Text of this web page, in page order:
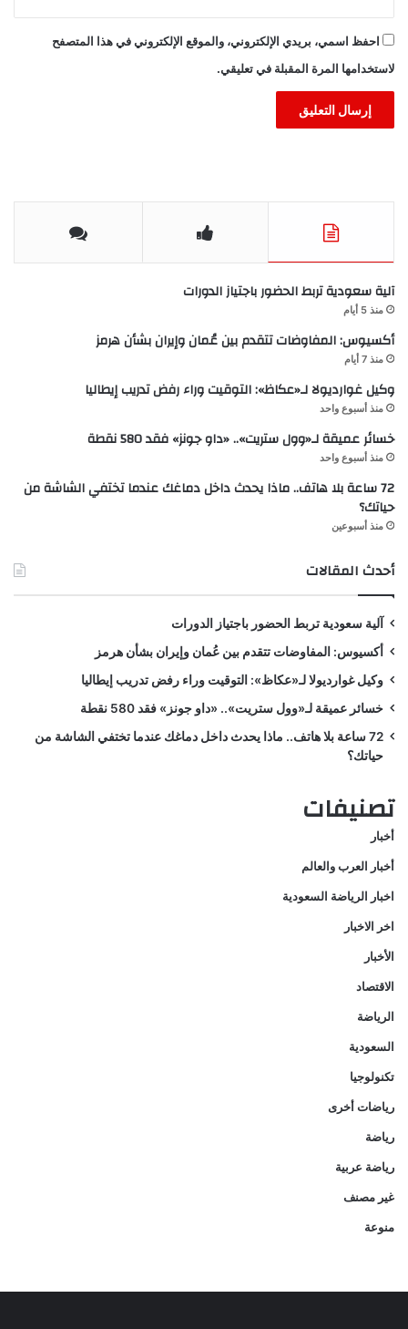
احفظ اسمي، بريدي الإلكتروني، والموقع الإلكتروني في هذا المتصفح
لاستخدامها المرة المقبلة في تعليقي.
آلية سعودية تربط الحضور باجتياز الدورات
منذ 5 أيام
أكسيوس: المفاوضات تتقدم بين عُمان وإيران بشأن هرمز
منذ 7 أيام
وكيل غوارديولا لـ«عكاظ»: التوقيت وراء رفض تدريب إيطاليا
منذ أسبوع واحد
خسائر عميقة لـ«وول ستريت».. «داو جونز» فقد 580 نقطة
منذ أسبوع واحد
72 ساعة بلا هاتف.. ماذا يحدث داخل دماغك عندما تختفي الشاشة من
حياتك؟
منذ أسبوعين
أحدث المقالات
آلية سعودية تربط الحضور باجتياز الدورات
أكسيوس: المفاوضات تتقدم بين عُمان وإيران بشأن هرمز
وكيل غوارديولا لـ«عكاظ»: التوقيت وراء رفض تدريب إيطاليا
خسائر عميقة لـ«وول ستريت».. «داو جونز» فقد 580 نقطة
72 ساعة بلا هاتف.. ماذا يحدث داخل دماغك عندما تختفي الشاشة من
حياتك؟
تصنيفات
أخبار
أخبار العرب والعالم
اخبار الرياضة السعودية
اخر الاخبار
الأخبار
الاقتصاد
الرياضة
السعودية
تكنولوجيا
رياضات أخرى
رياضة
رياضة عربية
غير مصنف
منوعة